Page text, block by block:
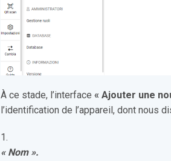
À ce stade, l’interface« Ajouter une
l’identification de l’appareil, dont nous
1.
« Nom ».